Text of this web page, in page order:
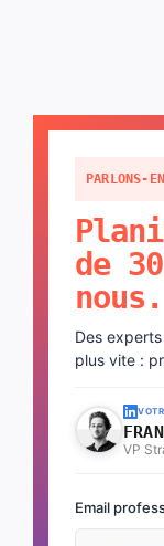
PARLONS-
de
nous.
Des
plus vite :
VP
Email